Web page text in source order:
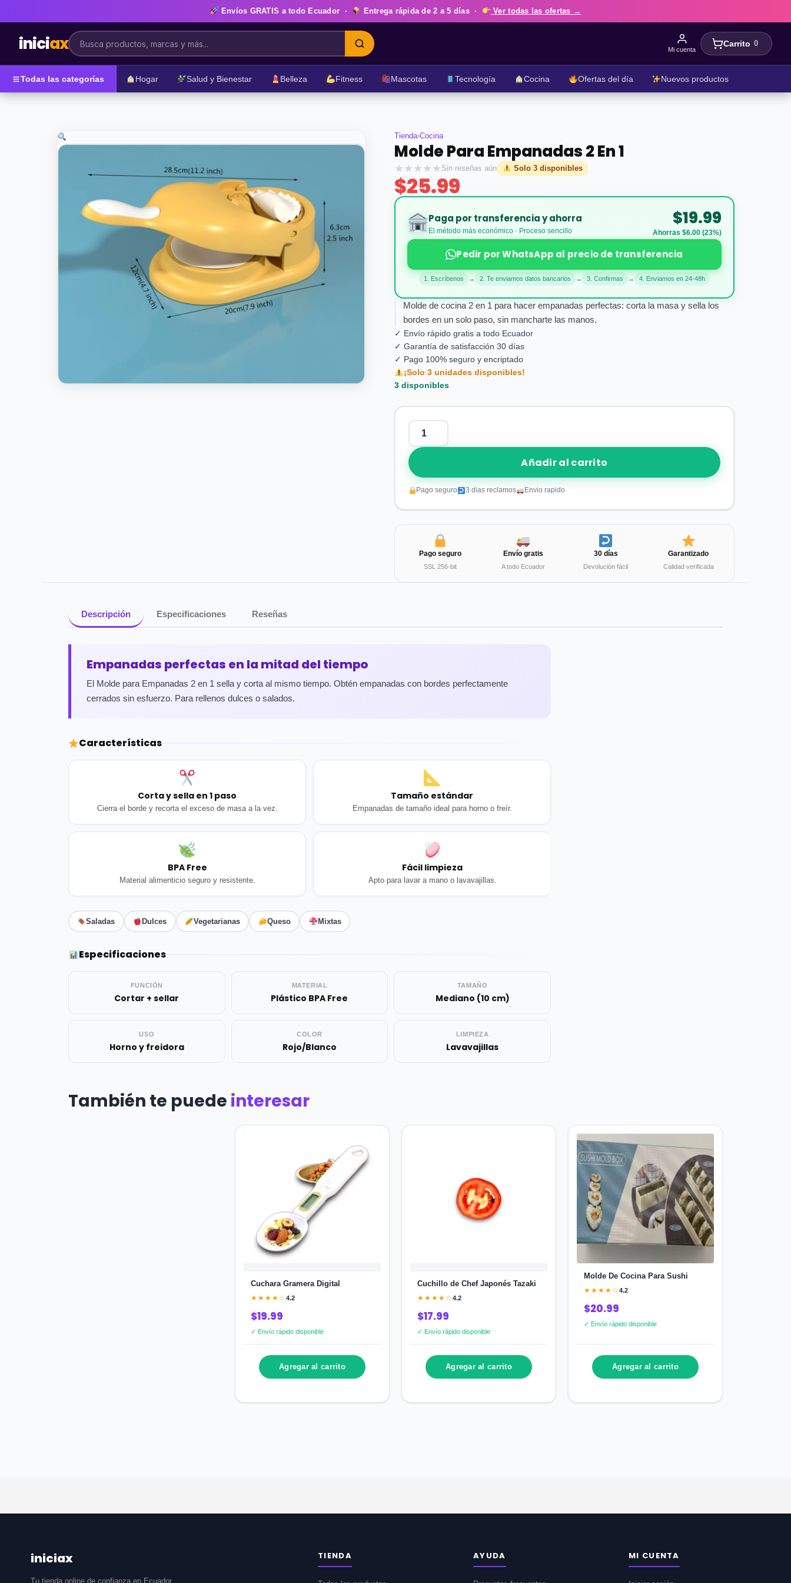
Envíos GRATIS a todo Ecuador · Entrega rápida de2 a 5 días· Ver todas las ofertas →
iniciax Mi cuenta
Carrito 0
Todas las categorías Hogar Salud y Bienestar Belleza Fitness Mascotas Tecnología Cocina Ofertas del día Nuevos productos
Tienda›Cocina
Molde Para Empanadas 2 En 1
★ ★ ★ ★ ★ Sin reseñas aún Solo 3 disponibles
$25.99
Paga por transferencia y ahorra
El método más económico · Proceso sencillo
$19.99
Ahorras $6.00 (23%)
Pedir por WhatsApp al precio de transferencia
1. Escríbenos → 2. Te enviamos datos bancarios → 3. Confirmas → 4. Enviamos en 24-48h
Molde de cocina 2 en 1 para hacer empanadas perfectas: corta la masa y sella los
bordes en un solo paso, sin mancharte las manos.
✓ Envío rápido gratis a todo Ecuador
✓ Garantía de satisfacción 30 días
✓ Pago 100% seguro y encriptado
¡Solo 3 unidades disponibles!
3 disponibles
Molde
Para
Empanadas
2
En
1
Añadir al carrito
Pago seguro 3 dias reclamos Envio rapido
Pago seguro
SSL 256-bit
Envío gratis
A todo Ecuador
30 días
Devolución fácil
Garantizado
Calidad verificada
Descripción Especificaciones Reseñas
Empanadas perfectas en la mitad del tiempo
El Molde para Empanadas 2 en 1 sella y corta al mismo tiempo. Obtén empanadas con bordes perfectamente
cerrados sin esfuerzo. Para rellenos dulces o salados.
Características
Corta y sella en 1 paso
Cierra el borde y recorta el exceso de masa a la vez.
Tamaño estándar
Empanadas de tamaño ideal para horno o freír.
BPA Free
Material alimenticio seguro y resistente.
Fácil limpieza
Apto para lavar a mano o lavavajillas.
Saladas Dulces Vegetarianas Queso Mixtas
Especificaciones
FUNCIÓN
Cortar + sellar
MATERIAL
Plástico BPA Free
TAMAÑO
Mediano (10 cm)
USO
Horno y freidora
COLOR
Rojo/Blanco
LIMPIEZA
Lavavajillas
También te puede interesar
Cuchara Gramera Digital
★★★★☆4.2
$19.99
✓ Envío rápido disponible
Agregar al carrito
Cuchillo de Chef Japonés Tazaki
★★★★☆4.2
$17.99
✓ Envío rápido disponible
Agregar al carrito
Molde De Cocina Para Sushi
★★★★☆4.2
$20.99
✓ Envío rápido disponible
Agregar al carrito
iniciax
Tu tienda online de confianza en Ecuador.
TIENDA AYUDA MI CUENTA